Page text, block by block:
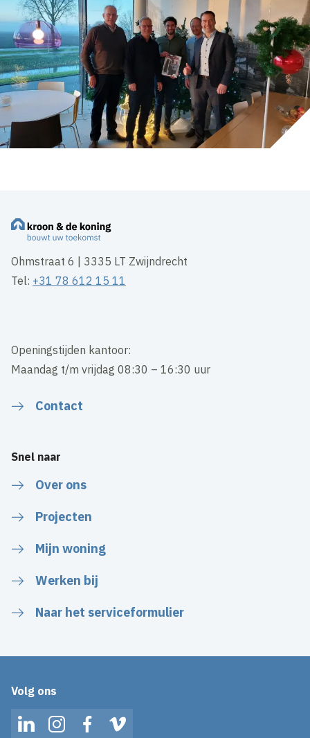
Ohmstraat 6 | 3335 LT Zwijndrecht
Tel: +31 78 612 15 11
Openingstijden kantoor:
Maandag t/m vrijdag 08:30 – 16:30 uur
Contact
Snel naar
Over ons
Projecten
Mijn woning
Werken bij
Naar het serviceformulier
Volg ons
LinkedInInstagramFacebookVimeo